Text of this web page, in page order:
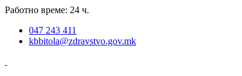
Работно време: 24 ч.
047 243 411
kbbitola@zdravstvo.gov.mk